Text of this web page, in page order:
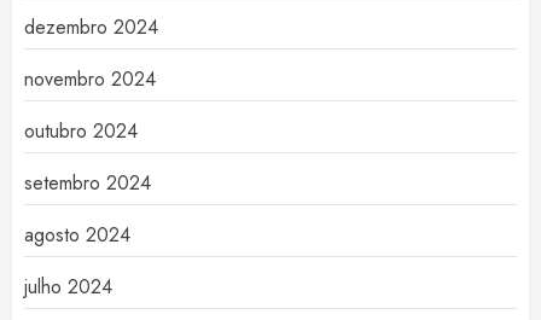
dezembro 2024
novembro 2024
outubro 2024
setembro 2024
agosto 2024
julho 2024